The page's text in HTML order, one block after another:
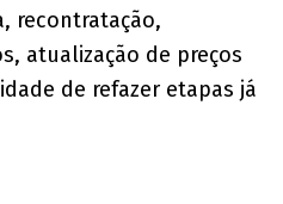
recontratação,
atualização de preços
de refazer etapas já